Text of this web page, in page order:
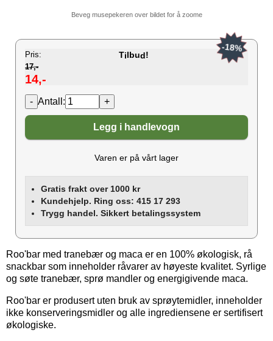
Beveg musepekeren over bildet for å zoome
Pris: Tilbud!
17,-
14,-
-18%
Antall:
Legg i handlevogn
Varen er på vårt lager
Gratis frakt over 1000 kr
Kundehjelp. Ring oss: 415 17 293
Trygg handel. Sikkert betalingssystem
Roo'bar med tranebær og maca er en 100% økologisk, rå
snackbar som inneholder råvarer av høyeste kvalitet. Syrlige
og søte tranebær, sprø mandler og energigivende maca.
Roo'bar er produsert uten bruk av sprøytemidler, inneholder
ikke konserveringsmidler og alle ingrediensene er sertifisert
økologiske.